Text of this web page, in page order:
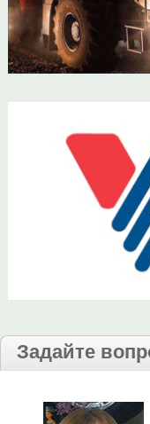
Задайте